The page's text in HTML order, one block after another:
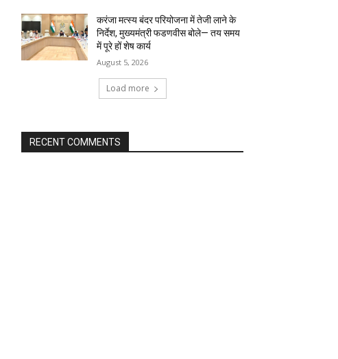
करंजा मत्स्य बंदर परियोजना में तेजी लाने के
निर्देश, मुख्यमंत्री फडणवीस बोले— तय समय
में पूरे हों शेष कार्य
August 5, 2026
Load more
RECENT COMMENTS